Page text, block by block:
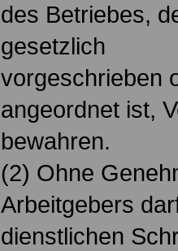
des Betriebes,
gesetzlich
vorgeschrieben
angeordnet ist,
bewahren.
(2) Ohne
Arbeitgebers
dienstlichen